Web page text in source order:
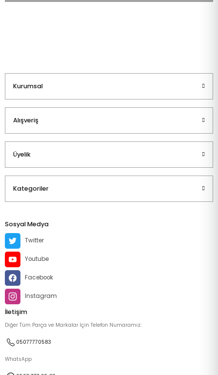
Kurumsal
Alışveriş
Üyelik
Kategoriler
Sosyal Medya
Twitter
Youtube
Facebook
Instagram
İletişim
Diğer Tüm Parça ve Markalar İçin Telefon Numaramız:
05077770583
WhatsApp